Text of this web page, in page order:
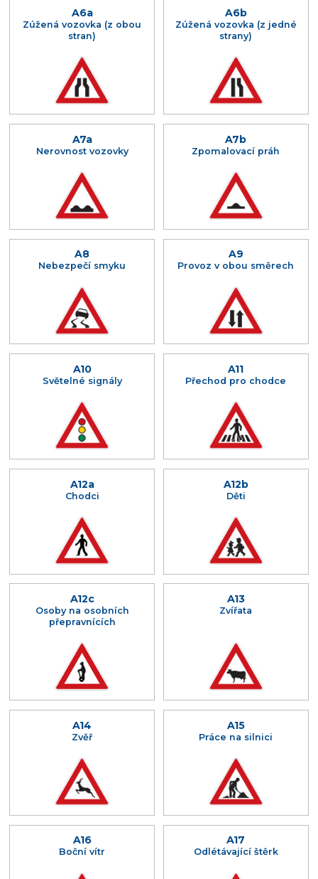
A6a
Zúžená vozovka (z obou
stran)
A6b
Zúžená vozovka (z jedné
strany)
A7a
Nerovnost vozovky
A7b
Zpomalovací práh
A8
Nebezpečí smyku
A9
Provoz v obou směrech
A10
Světelné signály
A11
Přechod pro chodce
A12a
Chodci
A12b
Děti
A12c
Osoby na osobních
přepravnících
A13
Zvířata
A14
Zvěř
A15
Práce na silnici
A16
Boční vítr
A17
Odlétávající štěrk